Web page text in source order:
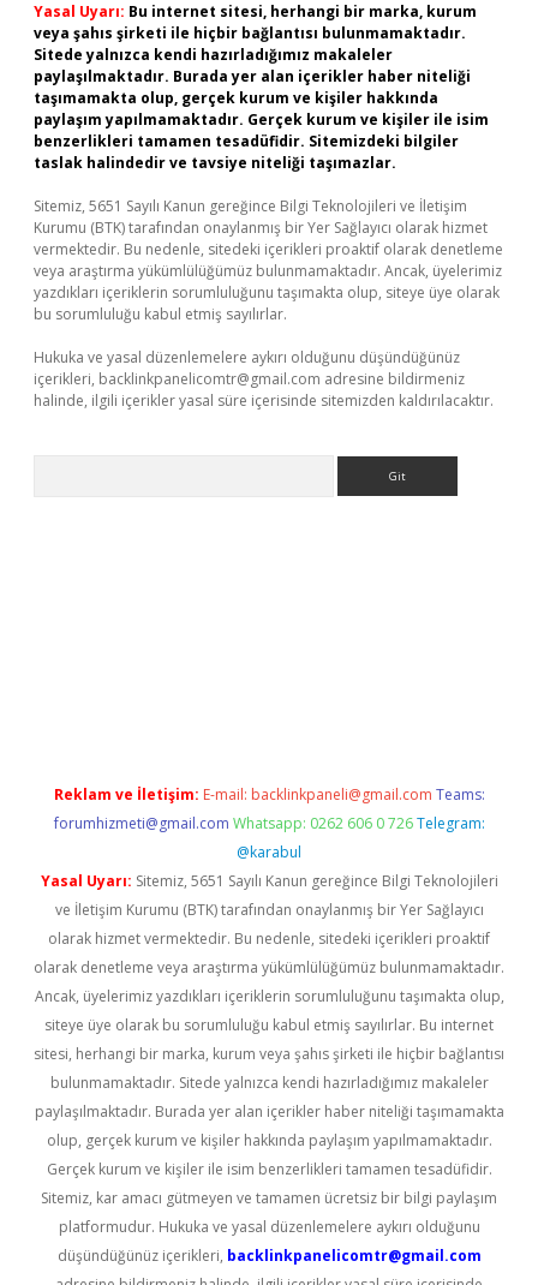
Yasal Uyarı: Bu internet sitesi, herhangi bir marka, kurum
veya şahıs şirketi ile hiçbir bağlantısı bulunmamaktadır.
Sitede yalnızca kendi hazırladığımız makaleler
paylaşılmaktadır. Burada yer alan içerikler haber niteliği
taşımamakta olup, gerçek kurum ve kişiler hakkında
paylaşım yapılmamaktadır. Gerçek kurum ve kişiler ile isim
benzerlikleri tamamen tesadüfidir. Sitemizdeki bilgiler
taslak halindedir ve tavsiye niteliği taşımazlar.
Sitemiz, 5651 Sayılı Kanun gereğince Bilgi Teknolojileri ve İletişim
Kurumu (BTK) tarafından onaylanmış bir Yer Sağlayıcı olarak hizmet
vermektedir. Bu nedenle, sitedeki içerikleri proaktif olarak denetleme
veya araştırma yükümlülüğümüz bulunmamaktadır. Ancak, üyelerimiz
yazdıkları içeriklerin sorumluluğunu taşımakta olup, siteye üye olarak
bu sorumluluğu kabul etmiş sayılırlar.
Hukuka ve yasal düzenlemelere aykırı olduğunu düşündüğünüz
içerikleri, backlinkpanelicomtr@gmail.com adresine bildirmeniz
halinde, ilgili içerikler yasal süre içerisinde sitemizden kaldırılacaktır.
Reklam ve İletişim: E-mail: backlinkpaneli@gmail.com Teams:
forumhizmeti@gmail.com Whatsapp: 0262 606 0 726 Telegram:
@karabul
Yasal Uyarı: Sitemiz, 5651 Sayılı Kanun gereğince Bilgi Teknolojileri
ve İletişim Kurumu (BTK) tarafından onaylanmış bir Yer Sağlayıcı
olarak hizmet vermektedir. Bu nedenle, sitedeki içerikleri proaktif
olarak denetleme veya araştırma yükümlülüğümüz bulunmamaktadır.
Ancak, üyelerimiz yazdıkları içeriklerin sorumluluğunu taşımakta olup,
siteye üye olarak bu sorumluluğu kabul etmiş sayılırlar. Bu internet
sitesi, herhangi bir marka, kurum veya şahıs şirketi ile hiçbir bağlantısı
bulunmamaktadır. Sitede yalnızca kendi hazırladığımız makaleler
paylaşılmaktadır. Burada yer alan içerikler haber niteliği taşımamakta
olup, gerçek kurum ve kişiler hakkında paylaşım yapılmamaktadır.
Gerçek kurum ve kişiler ile isim benzerlikleri tamamen tesadüfidir.
Sitemiz, kar amacı gütmeyen ve tamamen ücretsiz bir bilgi paylaşım
platformudur. Hukuka ve yasal düzenlemelere aykırı olduğunu
düşündüğünüz içerikleri, backlinkpanelicomtr@gmail.com